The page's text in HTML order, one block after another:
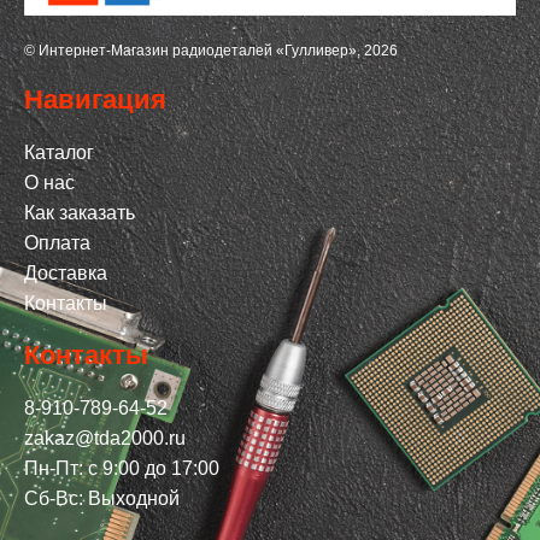
© Интернет-Магазин радиодеталей «Гулливер», 2026
Навигация
Каталог
О нас
Как заказать
Оплата
Доставка
Контакты
Контакты
8-910-789-64-52
zakaz@tda2000.ru
Пн-Пт: с 9:00 до 17:00
Сб-Вс: Выходной